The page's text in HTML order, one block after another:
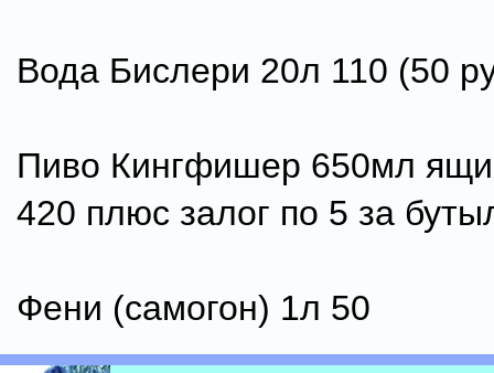
Вода Бислери 20л 110 (50
Пиво Кингфишер 650мл
420 плюс залог по 5 за
Фени (самогон) 1л 50